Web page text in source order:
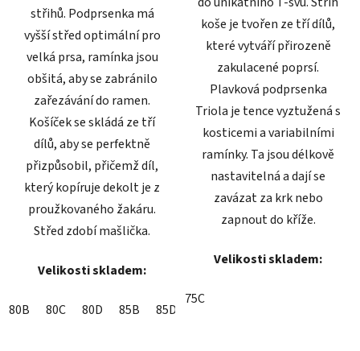
střihů. Podprsenka má
vyšší střed optimální pro
velká prsa, ramínka jsou
obšitá, aby se zabránilo
zařezávání do ramen.
Košíček se skládá ze tří
dílů, aby se perfektně
přizpůsobil, přičemž díl,
který kopíruje dekolt je z
proužkovaného žakáru.
Střed zdobí mašlička.
Velikosti skladem:
80B 80C 80D 85B 85D
koše je tvořen ze tří dílů,
které vytváří přirozeně
zakulacené poprsí.
Plavková podprsenka
Triola je tence vyztužená s
kosticemi a variabilními
ramínky. Ta jsou délkově
nastavitelná a dají se
zavázat za krk nebo
zapnout do kříže.
Velikosti skladem:
75C